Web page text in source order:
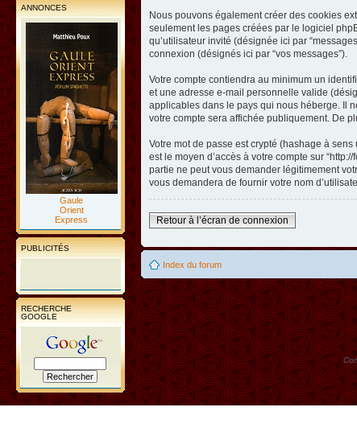
ANNONCES
Gaule
Orient
Express
PUBLICITÉS
RECHERCHE
GOOGLE
Nous pouvons également créer des cookies
seulement les pages créées par le logiciel
qu’utilisateur invité (désignée ici par
connexion (désignés ici par “vos messages”).
Votre compte contiendra au minimum un
et une adresse e-mail personnelle valide
applicables dans le pays qui nous héberge. Il
votre compte sera affichée publiquement. De
Votre mot de passe est crypté (hashage à
est le moyen d’accès à votre compte sur
partie ne peut vous demander légitimement
vous demandera de fournir votre nom
Retour à l’écran de connexion
Index du forum